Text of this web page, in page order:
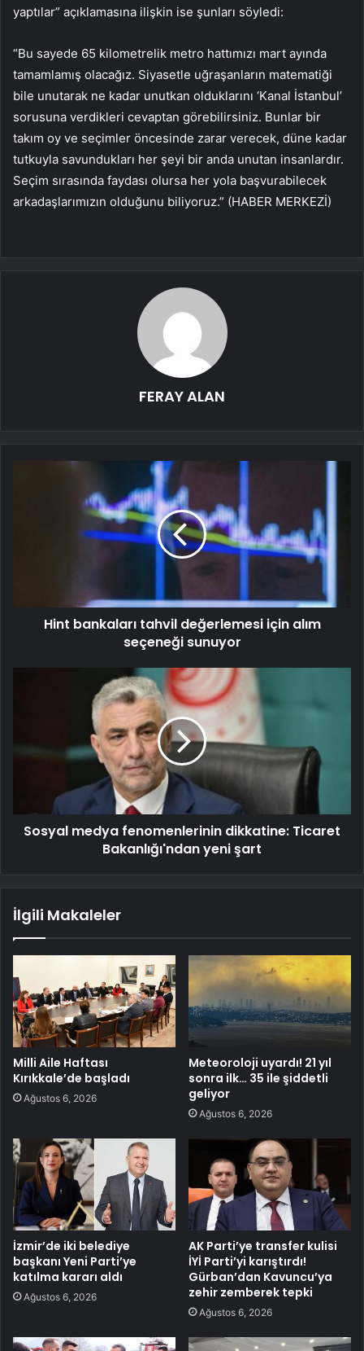
yaptılar” açıklamasına ilişkin ise şunları söyledi:
“Bu sayede 65 kilometrelik metro hattımızı mart ayında
tamamlamış olacağız. Siyasetle uğraşanların matematiği
bile unutarak ne kadar unutkan olduklarını ‘Kanal İstanbul’
sorusuna verdikleri cevaptan görebilirsiniz. Bunlar bir
takım oy ve seçimler öncesinde zarar verecek, düne kadar
tutkuyla savundukları her şeyi bir anda unutan insanlardır.
Seçim sırasında faydası olursa her yola başvurabilecek
arkadaşlarımızın olduğunu biliyoruz.” (HABER MERKEZİ)
FERAY ALAN
Hint bankaları tahvil değerlemesi için alım
seçeneği sunuyor
Sosyal medya fenomenlerinin dikkatine: Ticaret
Bakanlığı'ndan yeni şart
İlgili Makaleler
Milli Aile Haftası
Kırıkkale’de başladı
Ağustos 6, 2026
Meteoroloji uyardı! 21 yıl
sonra ilk… 35 ile şiddetli
geliyor
Ağustos 6, 2026
İzmir’de iki belediye
başkanı Yeni Parti’ye
katılma kararı aldı
Ağustos 6, 2026
AK Parti’ye transfer kulisi
İYİ Parti’yi karıştırdı!
Gürban’dan Kavuncu’ya
zehir zemberek tepki
Ağustos 6, 2026